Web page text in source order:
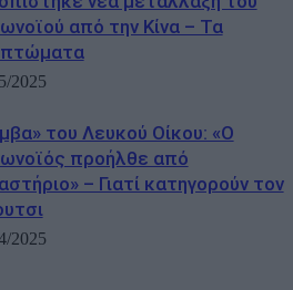
από την Κίνα – Τα
2025
του Λευκού Οίκου: «Ο
προήλθε από
– Γιατί κατηγορούν τον
2025